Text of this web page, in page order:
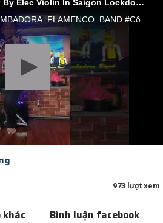
Tumbadora Band Relax By Elec Violin In Saigon Lockdown day 20th Ave Maria Franz Schubert
973 lượt xem
khác Bình luận facebook